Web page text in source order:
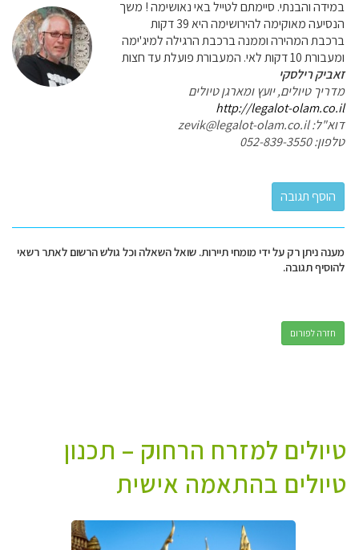
במידה והבנתי. סיימתם לטייל באי נאושימה ! משך
הנסיעה מאוקימה להירושימה היא 39 דקות
ברכבת המהירה וממנה ברכבת הרגילה למיג'ימה
ומעבורת 10 דקות לאי. המעבורת פועלת עד חצות
זאביק רילסקי
מדריך טיולים, יועץ ומארגן טיולים
http://legalot-olam.co.il
דוא"ל: zevik@legalot-olam.co.il
טלפון: 052-839-3550
מענה ניתן רק על ידי מומחי תיירות. שואל השאלה וכל גולש הרשום לאתר רשאי
להוסיף תגובה.
חזרה לפורום
טיולים למזרח הרחוק – תכנון
טיולים בהתאמה אישית